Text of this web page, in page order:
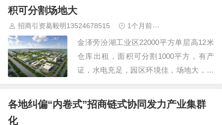
积可分割场地大
招商引资葛毅明13524678515 1个月前
金泽旁汾湖工业区22000平方单层高12米
仓库出租，面积可分割1000平方，有产
证，水电充足，园区环境佳，场地大，适
交通近高速G50汾湖出口 华漕联友路旁
2000平方单层高10米厂房仓库出租，有产
各地纠偏“内卷式”招商链式协同发力产业集群
化